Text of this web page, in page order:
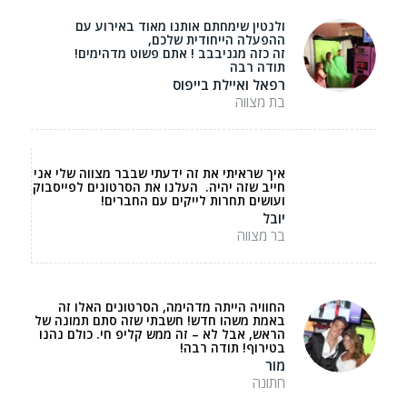
ולנטין שימחתם אותנו מאוד באירוע עם
ההפעלה הייחודית שלכם,
זה כזה מגניבבב ! אתם פשוט מדהימים!
תודה רבה
רפאל ואיילת בייפוס
בת מצווה
איך שראיתי את זה ידעתי שבבר מצווה שלי אני
חייב שזה יהיה. העלנו את הסרטונים לפייסבוק
ועושים תחרות לייקים עם החברים!
יובל
בר מצווה
החוויה הייתה מדהימה, הסרטונים האלו זה
באמת משהו חדש! חשבתי שזה סתם תמונה של
הראש, אבל לא – זה ממש קליפ חי. כולם נהנו
בטירוף! תודה רבה!
מור
חתונה